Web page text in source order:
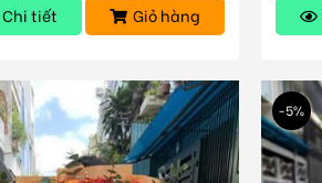
Chi tiết Giỏ hàng
-5%